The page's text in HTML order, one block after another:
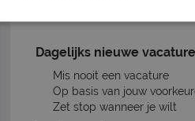
Dagelijks nieuwe
Mis nooit een vacature
Op basis van jouw
Zet stop wanneer je wilt